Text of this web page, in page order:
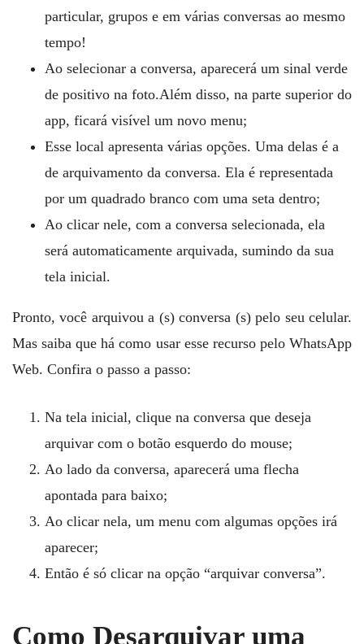
particular, grupos e em várias conversas ao mesmo
tempo!
Ao selecionar a conversa, aparecerá um sinal verde
de positivo na foto.Além disso, na parte superior do
app, ficará visível um novo menu;
Esse local apresenta várias opções. Uma delas é a
de arquivamento da conversa. Ela é representada
por um quadrado branco com uma seta dentro;
Ao clicar nele, com a conversa selecionada, ela
será automaticamente arquivada, sumindo da sua
tela inicial.
Pronto, você arquivou a (s) conversa (s) pelo seu celular.
Mas saiba que há como usar esse recurso pelo WhatsApp
Web. Confira o passo a passo:
Na tela inicial, clique na conversa que deseja
arquivar com o botão esquerdo do mouse;
Ao lado da conversa, aparecerá uma flecha
apontada para baixo;
Ao clicar nela, um menu com algumas opções irá
aparecer;
Então é só clicar na opção “arquivar conversa”.
Como Desarquivar uma